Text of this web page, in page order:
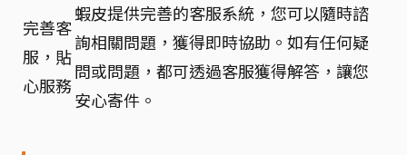
完善客
服，貼
心服務
蝦皮提供完善的客服系統，您可以隨時諮
詢相關問題，獲得即時協助。如有任何疑
問或問題，都可透過客服獲得解答，讓您
安心寄件。